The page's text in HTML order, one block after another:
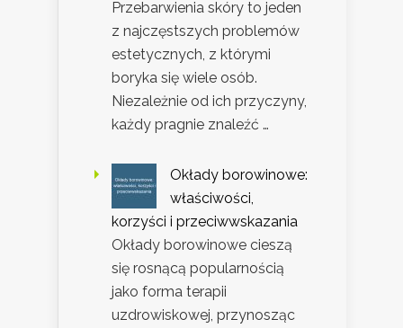
Przebarwienia skóry to jeden
z najczęstszych problemów
estetycznych, z którymi
boryka się wiele osób.
Niezależnie od ich przyczyny,
każdy pragnie znaleźć …
Okłady borowinowe:
właściwości,
korzyści i przeciwwskazania
Okłady borowinowe cieszą
się rosnącą popularnością
jako forma terapii
uzdrowiskowej, przynosząc